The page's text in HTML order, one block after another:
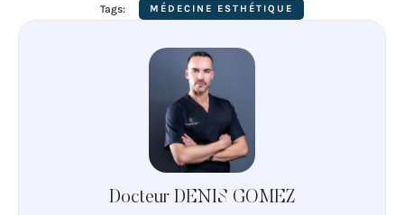
Tags: MÉDECINE ESTHÉTIQUE
Docteur DENIS GOMEZ